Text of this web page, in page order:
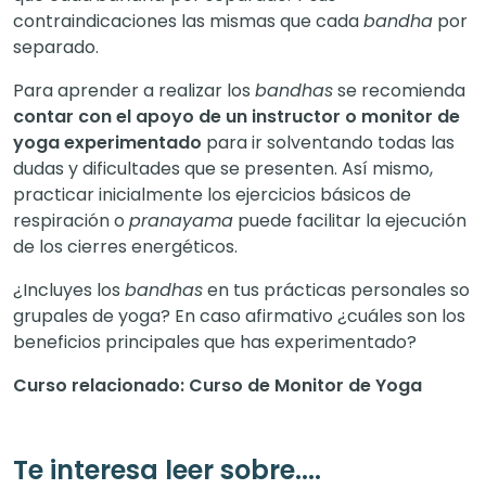
contraindicaciones las mismas que cadabandha por
separado.
Para aprender a realizar los bandhasse recomienda
contar con el apoyo de un instructor o monitor de
yoga experimentado para ir solventando todas las
dudas y dificultades que se presenten. Así mismo,
practicar inicialmente los ejercicios básicos de
respiración o pranayama puede facilitar la ejecución
de los cierres energéticos.
¿Incluyes los bandhasen tus prácticas personales so
grupales de yoga? En caso afirmativo ¿cuáles son los
beneficios principales que has experimentado?
Curso relacionado: Curso de Monitor de Yoga
Te interesa leer sobre....